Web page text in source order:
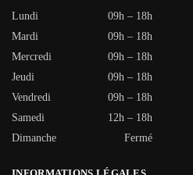
Lundi
09h – 18h
Mardi
09h – 18h
Mercredi
09h – 18h
Jeudi
09h – 18h
Vendredi
09h – 18h
Samedi
12h – 18h
Dimanche
Fermé